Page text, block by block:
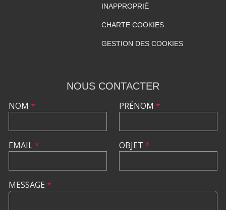
INAPPROPRIÉ
CHARTE COOKIES
GESTION DES COOKIES
NOUS CONTACTER
NOM *
EMAIL*
PRÉNOM *
OBJET *
MESSAGE *